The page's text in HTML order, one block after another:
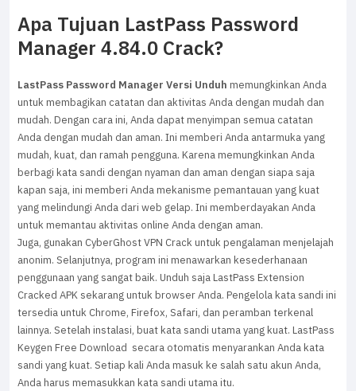
Apa Tujuan LastPass Password
Manager 4.84.0 Crack?
LastPass Password Manager Versi Unduh memungkinkan Anda
untuk membagikan catatan dan aktivitas Anda dengan mudah dan
mudah. Dengan cara ini, Anda dapat menyimpan semua catatan
Anda dengan mudah dan aman. Ini memberi Anda antarmuka yang
mudah, kuat, dan ramah pengguna. Karena memungkinkan Anda
berbagi kata sandi dengan nyaman dan aman dengan siapa saja
kapan saja, ini memberi Anda mekanisme pemantauan yang kuat
yang melindungi Anda dari web gelap. Ini memberdayakan Anda
untuk memantau aktivitas online Anda dengan aman.
Juga, gunakan CyberGhost VPN Crack untuk pengalaman menjelajah
anonim. Selanjutnya, program ini menawarkan kesederhanaan
penggunaan yang sangat baik. Unduh saja LastPass Extension
Cracked APK sekarang untuk browser Anda. Pengelola kata sandi ini
tersedia untuk Chrome, Firefox, Safari, dan peramban terkenal
lainnya. Setelah instalasi, buat kata sandi utama yang kuat. LastPass
Keygen Free Download secara otomatis menyarankan Anda kata
sandi yang kuat. Setiap kali Anda masuk ke salah satu akun Anda,
Anda harus memasukkan kata sandi utama itu.